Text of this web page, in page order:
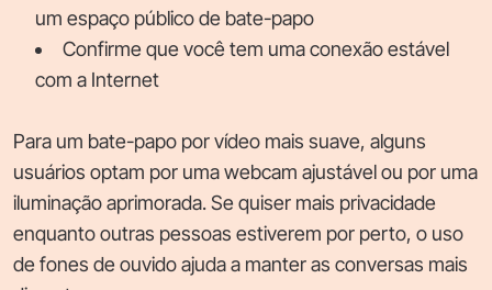
um espaço público de bate-papo
Confirme que você tem uma conexão estável
com a Internet
Para um bate-papo por vídeo mais suave, alguns
usuários optam por uma webcam ajustável ou por uma
iluminação aprimorada. Se quiser mais privacidade
enquanto outras pessoas estiverem por perto, o uso
de fones de ouvido ajuda a manter as conversas mais